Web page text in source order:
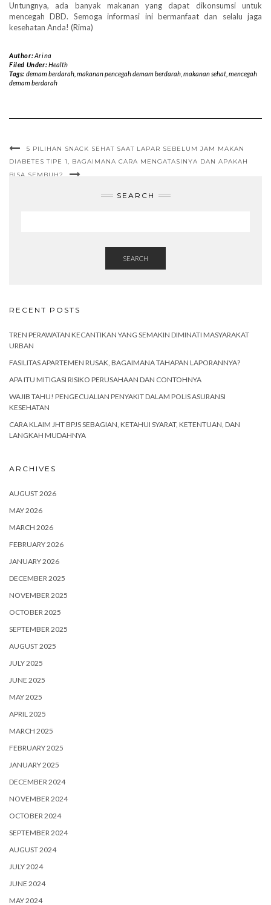
Untungnya, ada banyak makanan yang dapat dikonsumsi untuk
mencegah DBD. Semoga informasi ini bermanfaat dan selalu jaga
kesehatan Anda! (Rima)
Author:Arina
Filed Under:Health
Tags: demam berdarah, makanan pencegah demam berdarah, makanan sehat, mencegah
demam berdarah
5 PILIHAN SNACK SEHAT SAAT LAPAR SEBELUM JAM MAKAN
DIABETES TIPE 1, BAGAIMANA CARA MENGATASINYA DAN APAKAH
BISA SEMBUH?
SEARCH
SEARCH
RECENT POSTS
TREN PERAWATAN KECANTIKAN YANG SEMAKIN DIMINATI MASYARAKAT
URBAN
FASILITAS APARTEMEN RUSAK, BAGAIMANA TAHAPAN LAPORANNYA?
APA ITU MITIGASI RISIKO PERUSAHAAN DAN CONTOHNYA
WAJIB TAHU! PENGECUALIAN PENYAKIT DALAM POLIS ASURANSI
KESEHATAN
CARA KLAIM JHT BPJS SEBAGIAN, KETAHUI SYARAT, KETENTUAN, DAN
LANGKAH MUDAHNYA
ARCHIVES
AUGUST 2026
MAY 2026
MARCH 2026
FEBRUARY 2026
JANUARY 2026
DECEMBER 2025
NOVEMBER 2025
OCTOBER 2025
SEPTEMBER 2025
AUGUST 2025
JULY 2025
JUNE 2025
MAY 2025
APRIL 2025
MARCH 2025
FEBRUARY 2025
JANUARY 2025
DECEMBER 2024
NOVEMBER 2024
OCTOBER 2024
SEPTEMBER 2024
AUGUST 2024
JULY 2024
JUNE 2024
MAY 2024